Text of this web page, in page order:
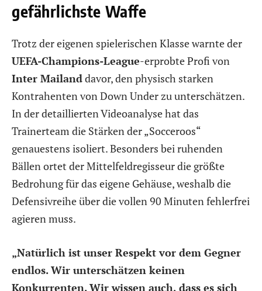
gefährlichste Waffe
Trotz der eigenen spielerischen Klasse warnte der
UEFA-Champions-League-erprobte Profi von
Inter Mailanddavor, den physisch starken
Kontrahenten von Down Under zu unterschätzen.
In der detaillierten Videoanalyse hat das
Trainerteam die Stärken der „Socceroos“
genauestens isoliert. Besonders bei ruhenden
Bällen ortet der Mittelfeldregisseur die größte
Bedrohung für das eigene Gehäuse, weshalb die
Defensivreihe über die vollen 90 Minuten fehlerfrei
agieren muss.
„Natürlich ist unser Respekt vor dem Gegner
endlos. Wir unterschätzen keinen
Konkurrenten. Wir wissen auch, dass es sich